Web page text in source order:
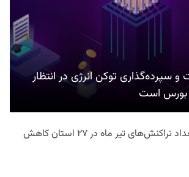
و سپرده‌گذاری توکن انرژی در انتظار
بورس است
گزارش شاپرک: تعداد تراکنش‌های تیر ماه در ۲۷ استان‌ کاهش